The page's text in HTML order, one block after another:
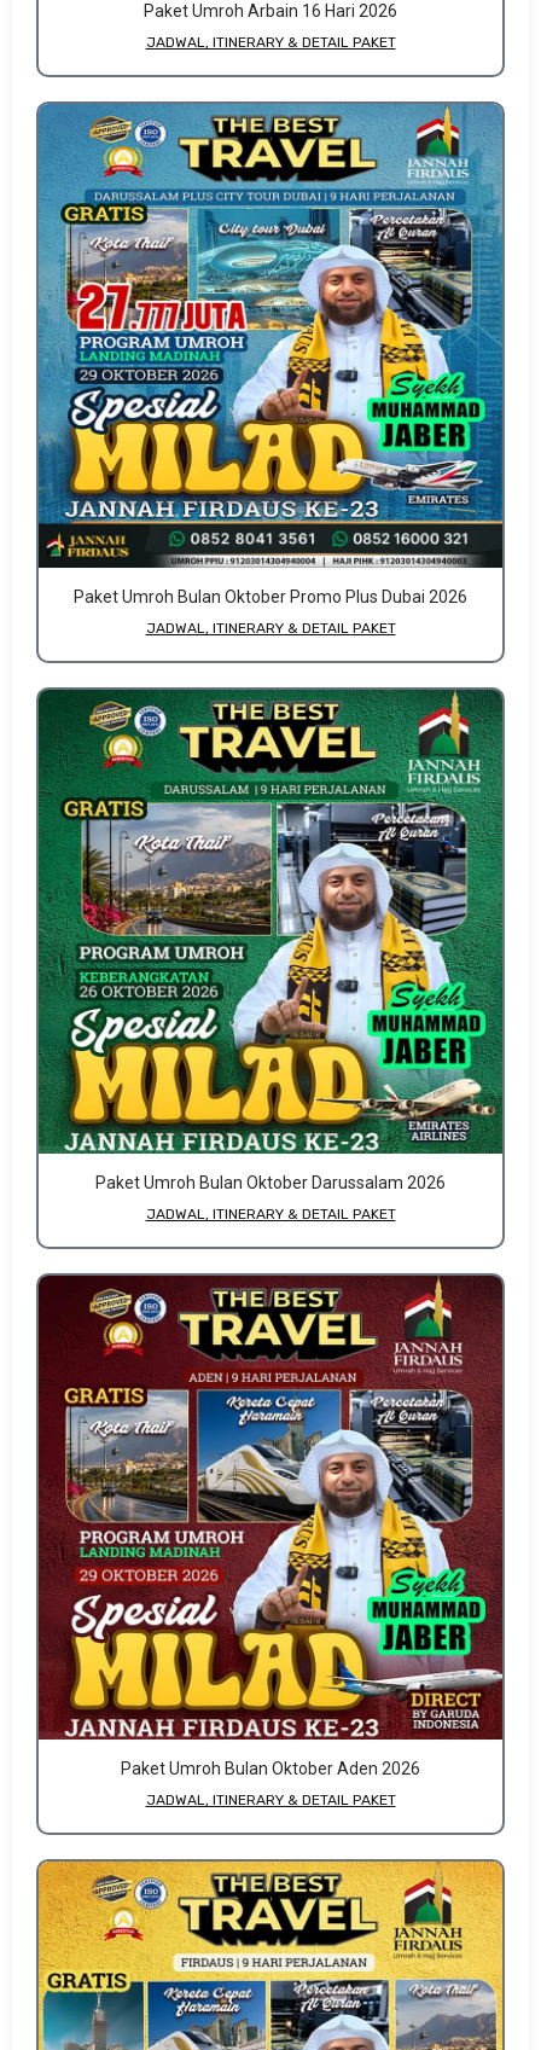
Paket Umroh Arbain 16 Hari 2026
JADWAL, ITINERARY & DETAIL PAKET
Paket Umroh Bulan Oktober Promo Plus Dubai 2026
JADWAL, ITINERARY & DETAIL PAKET
Paket Umroh Bulan Oktober Darussalam 2026
JADWAL, ITINERARY & DETAIL PAKET
Paket Umroh Bulan Oktober Aden 2026
JADWAL, ITINERARY & DETAIL PAKET